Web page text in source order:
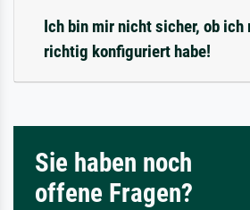
Ich bin mir nicht sicher, ob ich
richtig konfiguriert habe!
Sie haben noch
offene Fragen?